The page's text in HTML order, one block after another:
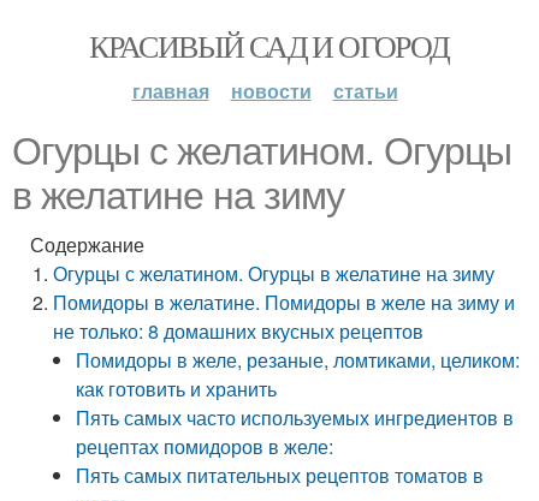
КРАСИВЫЙ САД И ОГОРОД
главная новости статьи
Огурцы с желатином. Огурцы
в желатине на зиму
Содержание
Огурцы с желатином. Огурцы в желатине на зиму
Помидоры в желатине. Помидоры в желе на зиму и
не только: 8 домашних вкусных рецептов
Помидоры в желе, резаные, ломтиками, целиком:
как готовить и хранить
Пять самых часто используемых ингредиентов в
рецептах помидоров в желе:
Пять самых питательных рецептов томатов в